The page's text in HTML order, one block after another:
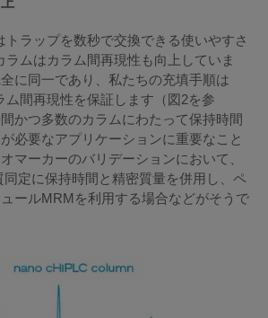
トラップを数秒で交換できる使いやすさ
ラムはカラム間再現性も向上していま
に同一であり、私たちの充填手順は
ム間再現性を保証します（図2を参
かつ多数のカラムにわたって保持時間
必要なアプリケーションに重要なこと
マーカーのバリデーションにおいて、
定に保持時間と精密質量を併用し、ペ
ールMRMを利用する場合などがそうで